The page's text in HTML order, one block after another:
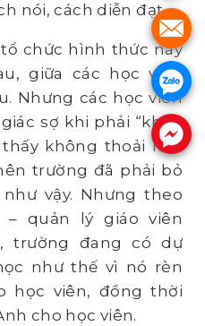
nói, cách diễn đạt.
chức hình thức này
giữa các học viên
Nhưng các học viên
sợ khi phải “khẩu
không thoải mái
trường đã phải bỏ
vậy. Nhưng theo
quản lý giáo viên
trường đang có dự
như thế vì nó rèn
học viên, đồng thời
cho học viên.
.
.
.